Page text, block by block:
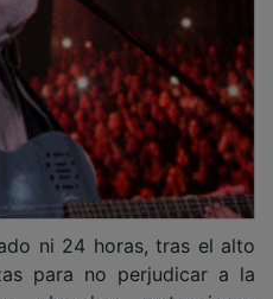
para no perjudicar a la
abrochar sustanciosos